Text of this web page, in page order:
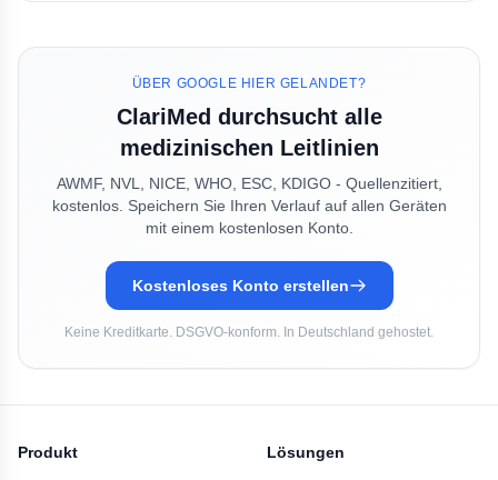
ÜBER GOOGLE HIER GELANDET?
ClariMed durchsucht alle
medizinischen Leitlinien
AWMF, NVL, NICE, WHO, ESC, KDIGO - Quellenzitiert,
kostenlos. Speichern Sie Ihren Verlauf auf allen Geräten
mit einem kostenlosen Konto.
Kostenloses Konto erstellen
Keine Kreditkarte. DSGVO-konform. In Deutschland gehostet.
Produkt Lösungen